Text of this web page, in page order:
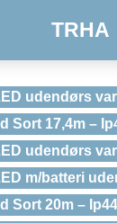
TRHA
udendørs
Sort 17,4m –
udendørs
m/batteri
Sort 20m –